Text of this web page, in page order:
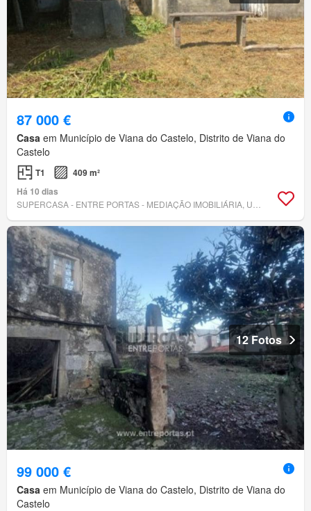
87 000 €
Casa em Município de Viana do Castelo, Distrito de Viana do
Castelo
T1
409 m²
Há 10 dias
12 Fotos
99 000 €
Casa em Município de Viana do Castelo, Distrito de Viana do
Castelo